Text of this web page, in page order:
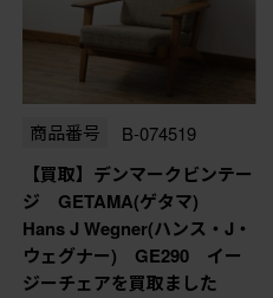
商品番号 B-074519
【買取】デンマークビンテー
ジ GETAMA(ゲタマ)
Hans J Wegner(ハンス・J・
ウェグナー) GE290 イー
ジーチェアを買取ました